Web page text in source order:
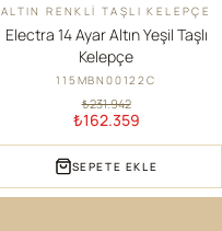
İNDIRIM
ALTIN RENKLI TAŞLI KELEPÇE
Electra 14 Ayar Altın Yeşil Taşlı
Kelepçe
115MBN00122C
₺231.942
₺162.359
SEPETE EKLE